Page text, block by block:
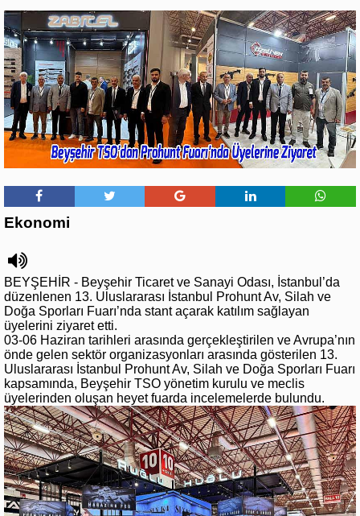
Ekonomi
BEYŞEHİR - Beyşehir Ticaret ve Sanayi Odası, İstanbul’da
düzenlenen 13. Uluslararası İstanbul Prohunt Av, Silah ve
Doğa Sporları Fuarı’nda stant açarak katılım sağlayan
üyelerini ziyaret etti.
03-06 Haziran tarihleri arasında gerçekleştirilen ve Avrupa’nın
önde gelen sektör organizasyonları arasında gösterilen 13.
Uluslararası İstanbul Prohunt Av, Silah ve Doğa Sporları Fuarı
kapsamında, Beyşehir TSO yönetim kurulu ve meclis
üyelerinden oluşan heyet fuarda incelemelerde bulundu.